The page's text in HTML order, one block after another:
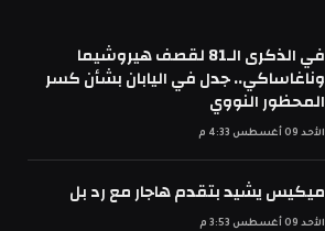
في الذكرى الـ81 لقصف هيروشيما
وناغاساكي.. جدل في اليابان بشأن كسر
المحظور النووي
الأحد 09 أغسطس 4:33 م
ميكيس يشيد بتقدم هاجار مع رد بل
الأحد 09 أغسطس 3:53 م